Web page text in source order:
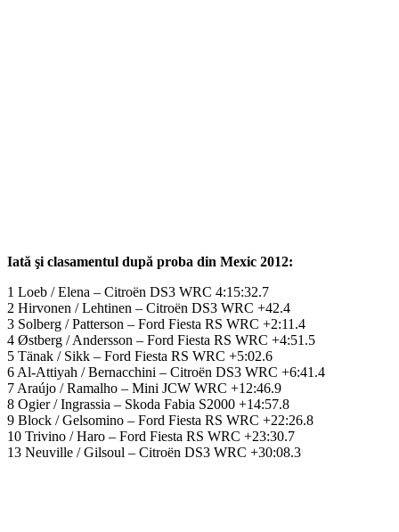
Iată şi clasamentul după proba din Mexic 2012:
1 Loeb / Elena – Citroën DS3 WRC 4:15:32.7
2 Hirvonen / Lehtinen – Citroën DS3 WRC +42.4
3 Solberg / Patterson – Ford Fiesta RS WRC +2:11.4
4 Østberg / Andersson – Ford Fiesta RS WRC +4:51.5
5 Tänak / Sikk – Ford Fiesta RS WRC +5:02.6
6 Al-Attiyah / Bernacchini – Citroën DS3 WRC +6:41.4
7 Araújo / Ramalho – Mini JCW WRC +12:46.9
8 Ogier / Ingrassia – Skoda Fabia S2000 +14:57.8
9 Block / Gelsomino – Ford Fiesta RS WRC +22:26.8
10 Trivino / Haro – Ford Fiesta RS WRC +23:30.7
13 Neuville / Gilsoul – Citroën DS3 WRC +30:08.3